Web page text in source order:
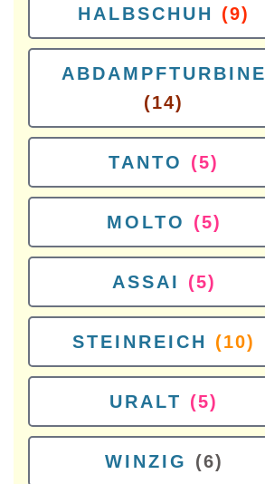
HALBSCHUH (9)
ABDAMPFTURBINE
(14)
TANTO (5)
MOLTO (5)
ASSAI (5)
STEINREICH (10)
URALT (5)
WINZIG (6)